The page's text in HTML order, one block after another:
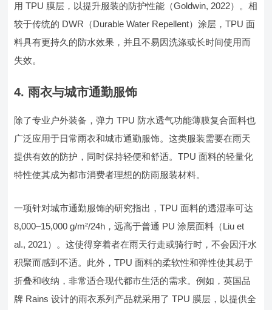
用 TPU 膜层，以提升服装的防护性能（Goldwin, 2022）。相
较于传统的 DWR（Durable Water Repellent）涂层，TPU 面
料具有更持久的防水效果，并且不易因洗涤或长时间使用而
失效。
4. 雨衣与城市通勤服饰
除了专业户外装备，弹力 TPU 防水透气功能薄膜复合面料也
广泛应用于日常雨衣和城市通勤服饰。这类服装需要在雨天
提供有效的防护，同时保持轻便和舒适。TPU 面料的轻量化
特性使其成为都市消费者理想的防雨服装材料。
一项针对城市通勤服饰的研究指出，TPU 面料的透湿率可达
8,000–15,000 g/m²/24h，远高于普通 PU 涂层面料（Liu et
al., 2021）。这使得穿着者在雨天行走或骑行时，不会因汗水
积聚而感到不适。此外，TPU 面料的柔软性和弹性使其易于
折叠和收纳，非常适合现代都市生活的需求。例如，英国品
牌 Rains 设计的雨衣系列产品就采用了 TPU 膜层，以提供全